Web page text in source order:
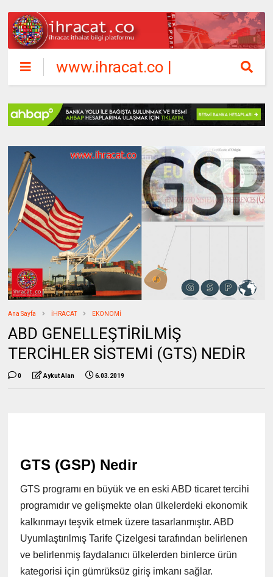
www.ihracat.co |
ihracat ithalat
bilgi platformu
Ana Sayfa İHRACAT EKONOMİ
ABD GENELLEŞTİRİLMİŞ
TERCİHLER SİSTEMİ (GTS) NEDİR
0 Aykut Alan 6.03.2019
GTS (GSP) Nedir
GTS programı en büyük ve en eski ABD ticaret tercihi
programıdır ve gelişmekte olan ülkelerdeki ekonomik
kalkınmayı teşvik etmek üzere tasarlanmıştır. ABD
Uyumlaştırılmış Tarife Çizelgesi tarafından belirlenen
ve belirlenmiş faydalanıcı ülkelerden binlerce ürün
kategorisi için gümrüksüz giriş imkanı sağlar.